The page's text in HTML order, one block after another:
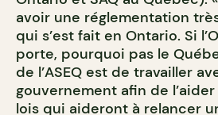
avoir une réglementation
qui s’est fait en Ontario. Si
porte, pourquoi pas le
de l’ASEQ est de travailler
gouvernement afin de
lois qui aideront à relancer